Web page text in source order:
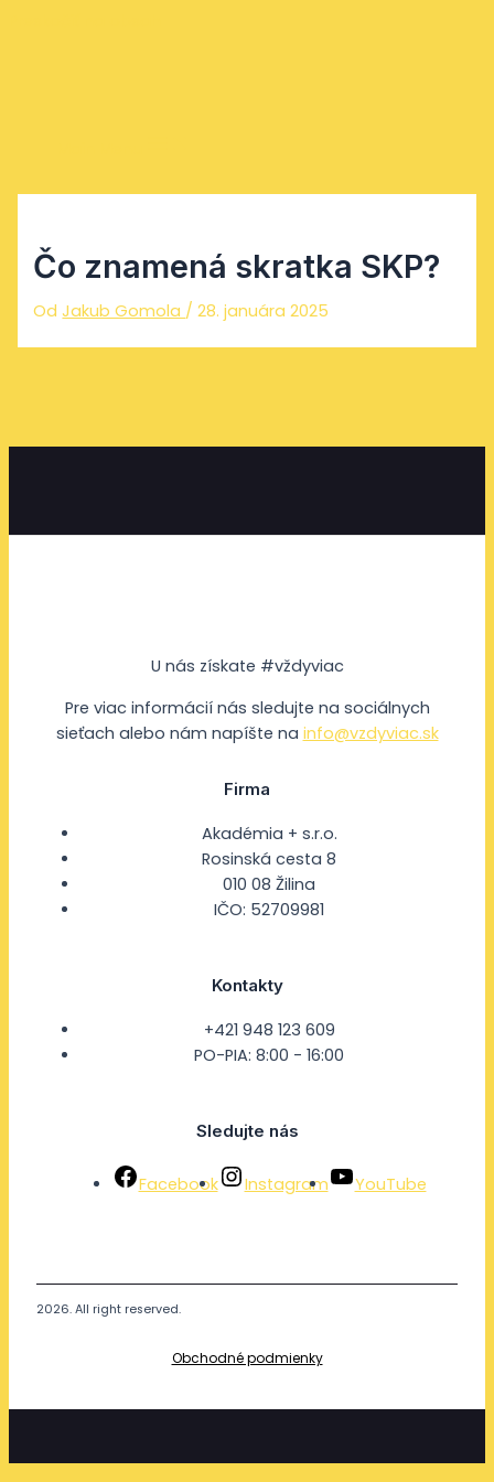
Čo znamená skratka SKP?
Od Jakub Gomola /28. januára 2025
U nás získate #vždyviac
Pre viac informácií nás sledujte na sociálnych
sieťach alebo nám napíšte na info@vzdyviac.sk
Firma
Akadémia + s.r.o.
Rosinská cesta 8
010 08 Žilina
IČO: 52709981
Kontakty
+421 948 123 609
PO-PIA: 8:00 - 16:00
Sledujte nás
Facebook Instagram YouTube
2026. All right reserved.
Obchodné podmienky